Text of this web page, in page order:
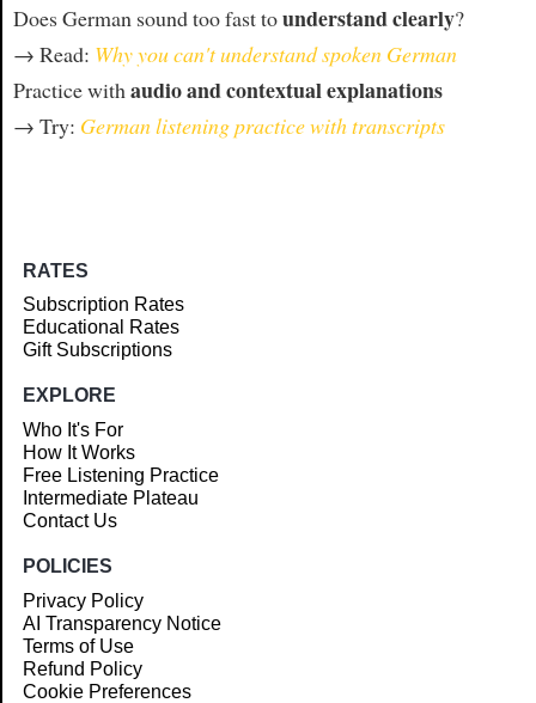
Does German sound too fast tounderstand clearly?
→ Read: Why you can't understand spoken German
Practice withaudio and contextual explanations
→ Try: German listening practice with transcripts
RATES
Subscription Rates
Educational Rates
Gift Subscriptions
EXPLORE
Who It's For
How It Works
Free Listening Practice
Intermediate Plateau
Contact Us
POLICIES
Privacy Policy
AI Transparency Notice
Terms of Use
Refund Policy
Cookie Preferences